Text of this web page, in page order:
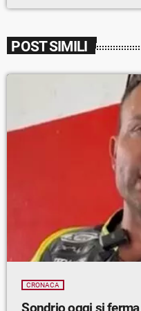
POST SIMILI
CRONACA